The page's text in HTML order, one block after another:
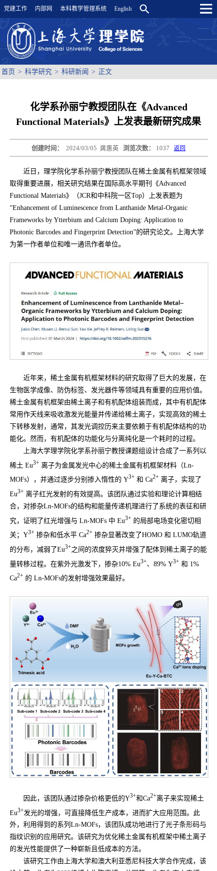
党建工作 内部网 本科教学管理系统 English
首页 > 科学研究 > 科研新闻 > 正文
化学系孙丽宁教授团队在《Advanced
Functional Materials》上发表最新研究成果
创建时间： 2024/03/05 龚惠英 浏览次数： 1037 返回
近日，理学院化学系孙丽宁教授团队在稀土金属有机框架领域
取得重要进展，相关研究结果在国际高水平期刊《Advanced
Functional Materials》（JCR和中科院一区Top）上发表题为
“Enhancement of Luminescence from Lanthanide Metal-Organic
Frameworks by Ytterbium and Calcium Doping: Application to
Photonic Barcodes and Fingerprint Detection”的研究论文。上海大学
为第一作者单位和唯一通讯作者单位。
近年来，稀土金属有机框架材料的研究取得了巨大的发展，在
生物医学成像、防伪标签、发光器件等领域具有重要的应用价值。
稀土金属有机框架由稀土离子和有机配体组装而成，其中有机配体
常用作天线来吸收激发光能量并传递给稀土离子，实现高效的稀土
下转移发射，通常，其发光调控历来主要依赖于有机配体结构的功
能化。然而，有机配体的功能化与分离纯化是一个耗时的过程。
上海大学理学院化学系孙丽宁教授课题组设计合成了一系列以
稀土 Eu3+ 离子为金属发光中心的稀土金属有机框架材料（Ln-
MOFs），并通过逐步分别掺入惰性的 Y3+ 和 Ca2+ 离子，实现了
Eu3+ 离子红光发射的有效提高。该团队通过实验和理论计算相结
合，对掺杂Ln-MOFs的结构和能量传递机理进行了系统的表征和研
究，证明了红光增强与 Ln-MOFs 中 Eu3+ 的局部电场变化密切相
关；Y3+ 掺杂和低水平 Ca2+ 掺杂显著改变了HOMO 和 LUMO轨道
的分布，减弱了Eu3+之间的浓度猝灭并增强了配体到稀土离子的能
量转移过程。在紫外光激发下，掺杂10% Eu3+、89% Y3+ 和 1%
Ca2+ 的 Ln-MOFs的发射增强效果最好。
因此，该团队通过掺杂价格更低的Y3+和Ca2+离子来实现稀土
Eu3+发光的增强，可直接降低生产成本，进而扩大应用范围。此
外，利用得到的系列Ln-MOFs，该团队成功地进行了光子条形码与
指纹识别的应用研究。该研究为优化稀土金属有机框架中稀土离子
的发光性能提供了一种崭新且低成本的方法。
该研究工作由上海大学和澳大利亚悉尼科技大学合作完成，该